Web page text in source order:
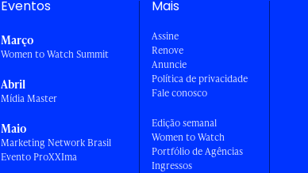
Eventos
Março
Women to Watch Summit
Abril
Mídia Master
Maio
Marketing Network Brasil
Evento ProXXIma
Mais
Assine
Renove
Anuncie
Política de privacidade
Fale conosco
Edição semanal
Women to Watch
Portfólio de Agências
Ingressos